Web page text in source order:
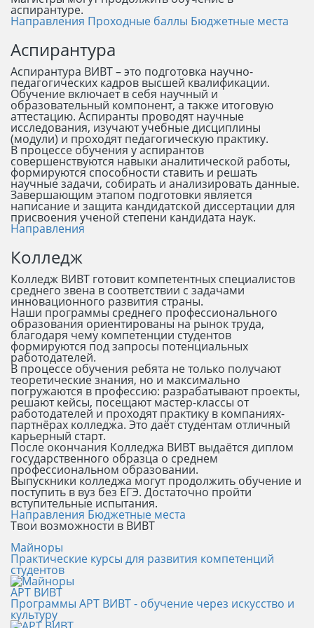
аспирантуре.
Направления Проходные баллы Бюджетные места
Аспирантура
Аспирантура ВИВТ – это подготовка научно-
педагогических кадров высшей квалификации.
Обучение включает в себя научный и
образовательный компонент, а также итоговую
аттестацию. Аспиранты проводят научные
исследования, изучают учебные дисциплины
(модули) и проходят педагогическую практику.
В процессе обучения у аспирантов
совершенствуются навыки аналитической работы,
формируются способности ставить и решать
научные задачи, собирать и анализировать данные.
Завершающим этапом подготовки является
написание и защита кандидатской диссертации для
присвоения ученой степени кандидата наук.
Направления
Колледж
Колледж ВИВТ готовит компетентных специалистов
среднего звена в соответствии с задачами
инновационного развития страны.
Наши программы среднего профессионального
образования ориентированы на рынок труда,
благодаря чему компетенции студентов
формируются под запросы потенциальных
работодателей.
В процессе обучения ребята не только получают
теоретические знания, но и максимально
погружаются в профессию: разрабатывают проекты,
решают кейсы, посещают мастер-классы от
работодателей и проходят практику в компаниях-
партнёрах колледжа. Это даёт студентам отличный
карьерный старт.
После окончания Колледжа ВИВТ выдаётся диплом
государственного образца о среднем
профессиональном образовании.
Выпускники колледжа могут продолжить обучение и
поступить в вуз без ЕГЭ. Достаточно пройти
вступительные испытания.
Направления Бюджетные места
Твои возможности в ВИВТ
Майноры
Практические курсы для развития компетенций
студентов
АРТ ВИВТ
Программы АРТ ВИВТ - обучение через искусство и
культуру